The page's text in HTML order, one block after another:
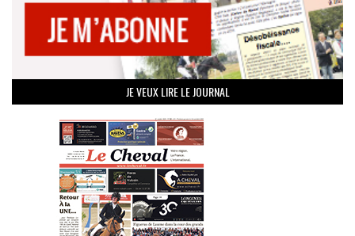
JE VEUX LIRE LE JOURNAL